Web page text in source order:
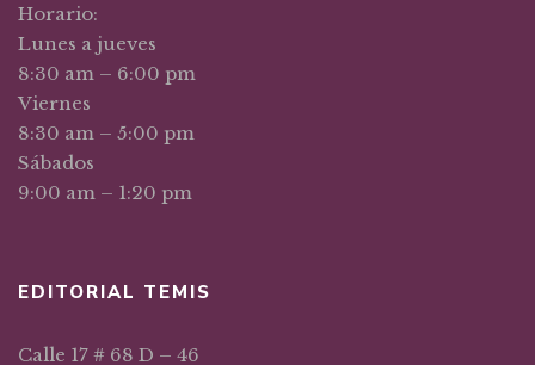
Horario:
Lunes a jueves
8:30 am – 6:00 pm
Viernes
8:30 am – 5:00 pm
Sábados
9:00 am – 1:20 pm
EDITORIAL TEMIS
Calle 17 # 68 D – 46